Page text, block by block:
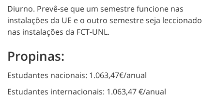
Diurno. Prevê-se que um semestre funcione nas
instalações da UE e o outro semestre seja leccionado
nas instalações da FCT-UNL.
Propinas:
Estudantes nacionais: 1.063,47€/anual
Estudantes internacionais: 1.063,47 €/anual